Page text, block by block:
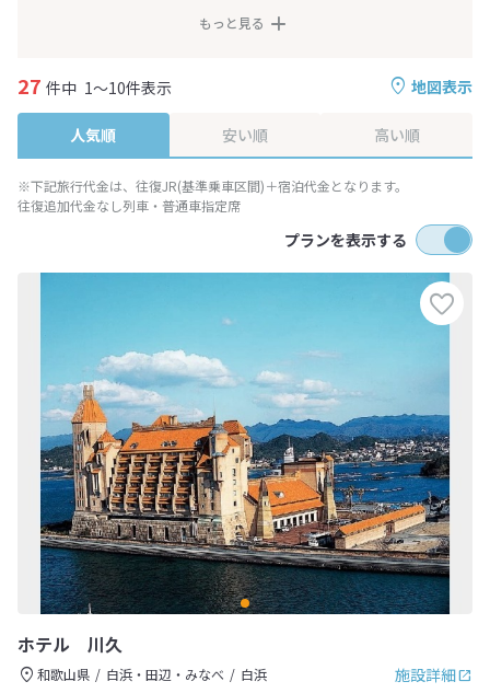
もっと見る
地図表示
27 件中 1～10件表示
人気順 安い順 高い順
※下記旅行代金は、往復JR(基準乗車区間)＋宿泊代金となります。
往復追加代金なし列車・普通車指定席
プランを表示する
ホテル 川久
施設詳細
和歌山県 白浜・田辺・みなべ
白浜